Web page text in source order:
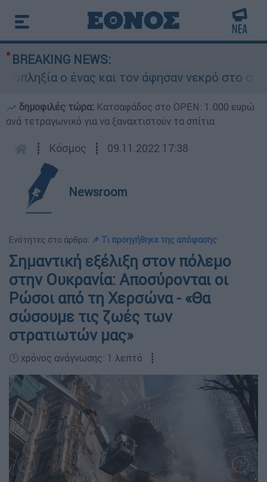
BREAKING NEWS:
ο ένας και τον άφησαν νεκρό στο σημείο
δημοφιλές τώρα: Κατσαφάδος στο OPEN: 1.000 ευρώ
ανά τετραγωνικό για να ξαναχτιστούν τα σπίτια
┋ Κόσμος ┋ 09.11.2022 17:38
Newsroom
Ενότητες στο άρθρο: 📌 Τι προηγήθηκε της απόφασης
Σημαντική εξέλιξη στον πόλεμο
στην Ουκρανία: Αποσύρονται οι
Ρώσοι από τη Χερσώνα - «Θα
σώσουμε τις ζωές των
στρατιωτών μας»
🕛 χρόνος ανάγνωσης: 1 λεπτό ┋